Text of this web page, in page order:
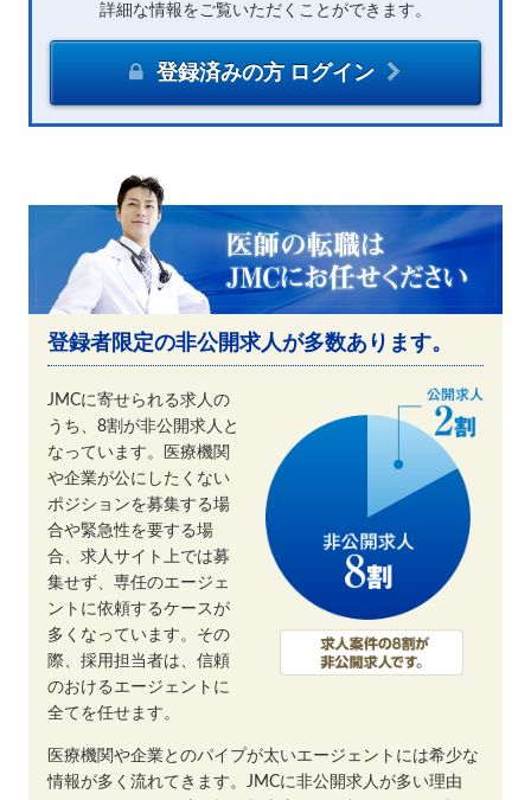
詳細な情報をご覧いただくことができます。
登録済みの方 ログイン
登録者限定の非公開求人が多数あります。
JMCに寄せられる求人の
うち、8割が非公開求人と
なっています。医療機関
や企業が公にしたくない
ポジションを募集する場
合や緊急性を要する場
合、求人サイト上では募
集せず、専任のエージェ
ントに依頼するケースが
多くなっています。その
際、採用担当者は、信頼
のおけるエージェントに
全てを任せます。
医療機関や企業とのパイプが太いエージェントには希少な
情報が多く流れてきます。JMCに非公開求人が多い理由